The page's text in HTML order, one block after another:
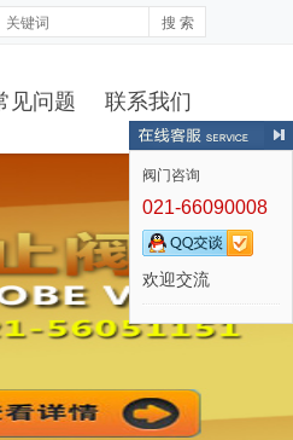
搜 索
见问题 联系我们
阀门咨询
021-66090008
欢迎交流